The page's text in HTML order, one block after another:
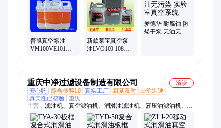
普旭真空泵油
VM100VE101单
新款莱宝真空泵
油LVO100 108
爱德华 耐腐蚀 防
爆干泵 无油无污
重庆中净过滤设备制造有限公司
洽谈
安心购
综合体验L0 真实工厂 回复及时 出价迅速
真实性已核验 重庆
主营： 滤油机、真空滤油机、润滑油滤油机、液压油滤油机、透
平油滤油机、绝缘油滤油机、板框式滤油机、移动滤油机、防爆
滤油机、小型滤油机、润滑油真空滤油机、液压油真空滤油机、